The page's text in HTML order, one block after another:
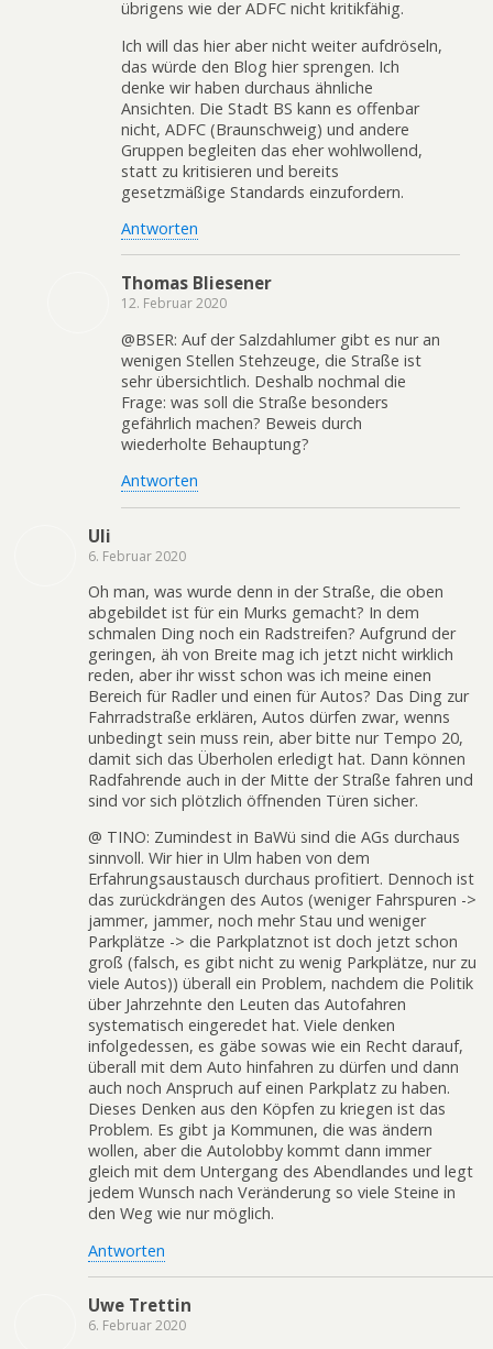
übrigens wie der ADFC nicht kritikfähig.
Ich will das hier aber nicht weiter aufdröseln,
das würde den Blog hier sprengen. Ich
denke wir haben durchaus ähnliche
Ansichten. Die Stadt BS kann es offenbar
nicht, ADFC (Braunschweig) und andere
Gruppen begleiten das eher wohlwollend,
statt zu kritisieren und bereits
gesetzmäßige Standards einzufordern.
Antworten
Thomas Bliesener
12. Februar 2020
@BSER: Auf der Salzdahlumer gibt es nur an
wenigen Stellen Stehzeuge, die Straße ist
sehr übersichtlich. Deshalb nochmal die
Frage: was soll die Straße besonders
gefährlich machen? Beweis durch
wiederholte Behauptung?
Antworten
Uli
6. Februar 2020
Oh man, was wurde denn in der Straße, die oben
abgebildet ist für ein Murks gemacht? In dem
schmalen Ding noch ein Radstreifen? Aufgrund der
geringen, äh von Breite mag ich jetzt nicht wirklich
reden, aber ihr wisst schon was ich meine einen
Bereich für Radler und einen für Autos? Das Ding zur
Fahrradstraße erklären, Autos dürfen zwar, wenns
unbedingt sein muss rein, aber bitte nur Tempo 20,
damit sich das Überholen erledigt hat. Dann können
Radfahrende auch in der Mitte der Straße fahren und
sind vor sich plötzlich öffnenden Türen sicher.
@ TINO: Zumindest in BaWü sind die AGs durchaus
sinnvoll. Wir hier in Ulm haben von dem
Erfahrungsaustausch durchaus profitiert. Dennoch ist
das zurückdrängen des Autos (weniger Fahrspuren ->
jammer, jammer, noch mehr Stau und weniger
Parkplätze -> die Parkplatznot ist doch jetzt schon
groß (falsch, es gibt nicht zu wenig Parkplätze, nur zu
viele Autos)) überall ein Problem, nachdem die Politik
über Jahrzehnte den Leuten das Autofahren
systematisch eingeredet hat. Viele denken
infolgedessen, es gäbe sowas wie ein Recht darauf,
überall mit dem Auto hinfahren zu dürfen und dann
auch noch Anspruch auf einen Parkplatz zu haben.
Dieses Denken aus den Köpfen zu kriegen ist das
Problem. Es gibt ja Kommunen, die was ändern
wollen, aber die Autolobby kommt dann immer
gleich mit dem Untergang des Abendlandes und legt
jedem Wunsch nach Veränderung so viele Steine in
den Weg wie nur möglich.
Antworten
Uwe Trettin
6. Februar 2020